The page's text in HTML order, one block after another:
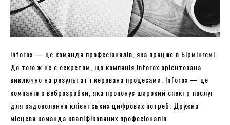
Inforox — це команда професіоналів, яка працює в Бірмінгемі.
До того ж не є секретом, що компанія Inforox орієнтована
виключно на результат і керована процесами. Inforox — це
компанія з веброзробки, яка пропонує широкий спектр послуг
для задоволення клієнтських цифрових потреб. Дружна
місцева команда кваліфікованих професіоналів